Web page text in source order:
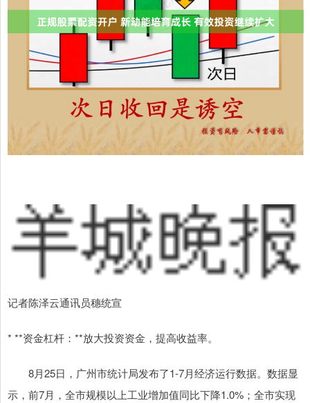
记者陈泽云通讯员穗统宣
* **资金杠杆：**放大投资资金，提高收益率。
8月25日，广州市统计局发布了1-7月经济运行数据。数据显
示，前7月，全市规模以上工业增加值同比下降1.0%；全市实现